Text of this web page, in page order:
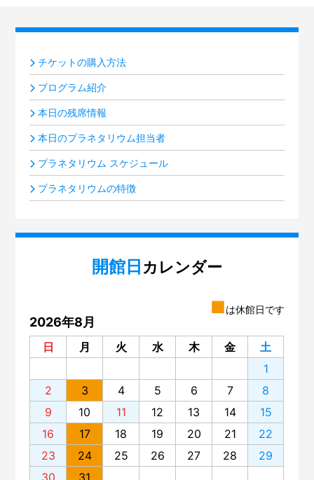
チケットの購入方法
プログラム紹介
本日の残席情報
本日のプラネタリウム担当者
プラネタリウム スケジュール
プラネタリウムの特徴
開館日 カレンダー
■は休館日です
2026年8月
日 月 火 水 木 金
土
1
2
3 4 5 6 7
8
9
10 11 12 13 14
15
16
17 18 19 20 21
22
23
24 25 26 27 28
29